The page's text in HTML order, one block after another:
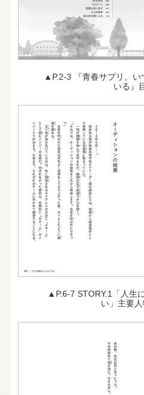
▲P.2-3 『青春サプリ。い
いる』
▲P.6-7 STORY.1「人生
い」主要